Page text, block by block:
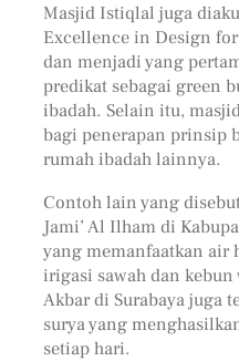
Masjid Istiqlal juga
Excellence in Design
dan menjadi yang
predikat sebagai green
ibadah. Selain itu,
bagi penerapan prinsip
rumah ibadah lainnya.
Contoh lain yang
Jami’ Al Ilham di
yang memanfaatkan air
irigasi sawah dan
Akbar di Surabaya juga
surya yang
setiap hari.